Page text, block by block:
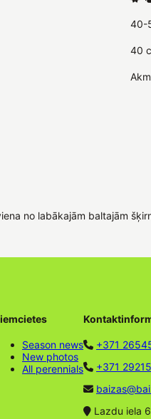
40-
40
no labākajām baltajām
Season news
New photos
All perennials
+371
+371
Lazdu iela